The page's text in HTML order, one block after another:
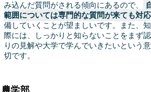
み込んだ質問がされる傾向にあるので、
範囲については専門的な質問が来ても対
備していくことが望ましいです。また、
際には、しっかりと知らないことをまず
りの見解や大学で学んでいきたいという
切です。
農学部